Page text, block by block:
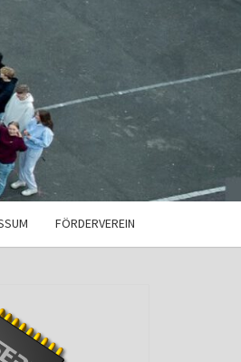
FÖRDERVEREIN